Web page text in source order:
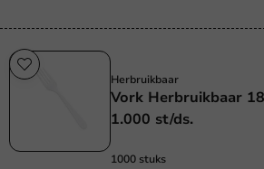
Herbruikbaar
Vork Herbruikbaar
1.000 st/ds.
1000 stuks